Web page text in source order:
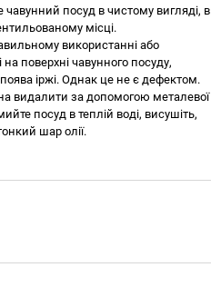
чавунний посуд в чистому вигляді, в
місці.
використанні або
на поверхні чавунного посуду,
іржі. Однак це не є дефектом.
видалити за допомогою металевої
посуд в теплій воді, висушіть,
шар олії.